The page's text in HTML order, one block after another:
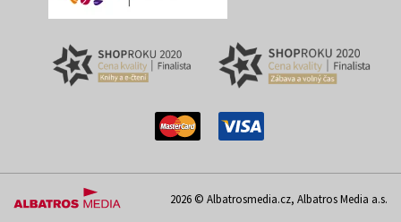
2026 © Albatrosmedia.cz, Albatros Media a.s.